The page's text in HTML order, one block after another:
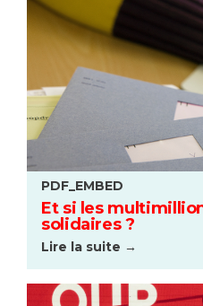
PDF_EMBED
Et si les
solidaires ?
Lire la suite →